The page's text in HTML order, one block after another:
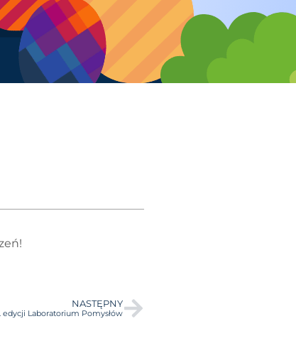
NASTĘPNY
edycji Laboratorium Pomysłów